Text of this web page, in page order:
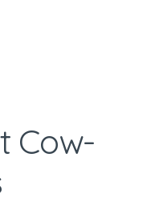
Cow-